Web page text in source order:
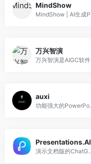
MindShow
万兴智演
auxi
功能
Presentations.AI
演示文